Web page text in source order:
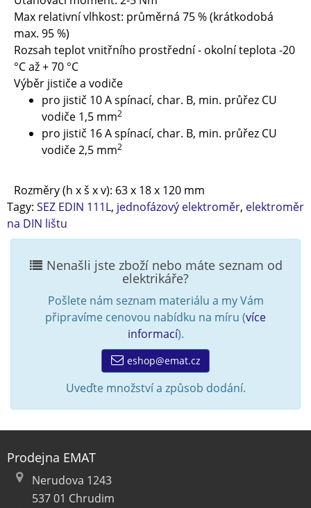
Max relativní vlhkost: průměrná 75 % (krátkodobá
max. 95 %)
Rozsah teplot vnitřního prostřední - okolní teplota -20
°C až + 70 °C
Výběr jističe a vodiče
pro jistič 10 A spínací, char. B, min. průřez CU
vodiče 1,5 mm2
pro jistič 16 A spínací, char. B, min. průřez CU
vodiče 2,5 mm2
Rozměry (h x š x v): 63 x 18 x 120 mm
Tagy: SEZ EDIN 111L, jednofázový elektroměr, elektroměr
na DIN lištu
Nenašli jste zboží nebo máte seznam od
elektrikáře?
Pošlete nám seznam materiálu a my Vám
připravíme cenovou nabídku na míru (více
informací).
eshop@emat.cz
Uveďte množství a způsob dodání.
Prodejna EMAT
Nerudova 1243
537 01 Chrudim